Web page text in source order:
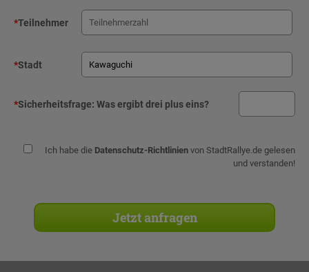
*Teilnehmer
*Stadt
*Sicherheitsfrage: Was ergibt drei plus eins?
Ich habe die Datenschutz-Richtlinien von StadtRallye.de gelesen
und verstanden!